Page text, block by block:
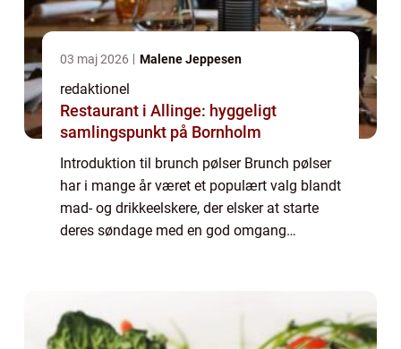
03 maj 2026 Malene Jeppesen
redaktionel
Restaurant i Allinge: hyggeligt
samlingspunkt på Bornholm
Introduktion til brunch pølser Brunch pølser
har i mange år været et populært valg blandt
mad- og drikkeelskere, der elsker at starte
deres søndage med en god omgang